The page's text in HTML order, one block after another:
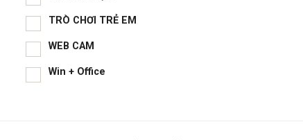
TRÒ CHƠI TRẺ EM
WEB CAM
Win + Office